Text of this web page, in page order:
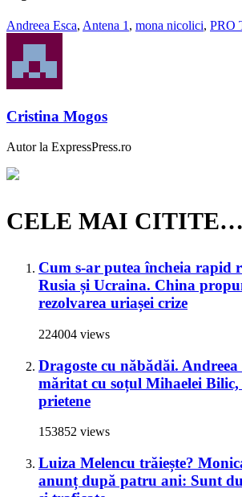
Andreea Esca, Antena 1 , mona nicolici, PRO
Cristina Mogos
Autor la ExpressPress.ro
CELE MAI CITITE…
Cum s-ar putea încheia rapid
Rusia și Ucraina. China
rezolvarea uriașei crize
224004 views
Dragoste cu năbădăi. Andreea
măritat cu soțul Mihaelei Bilic,
prietene
153852 views
Luiza Melencu trăiește?
anunț după patru ani: Sunt